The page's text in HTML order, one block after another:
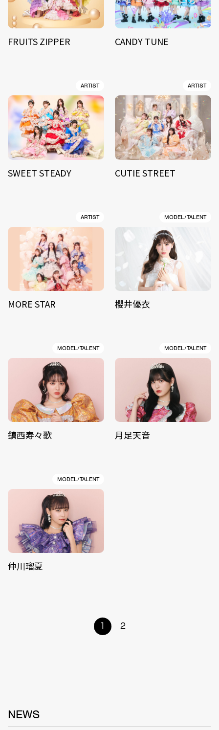
FRUITS ZIPPER CANDY TUNE
ARTIST
SWEET STEADY
ARTIST
CUTIE STREET
ARTIST
MORE STAR
MODEL/TALENT
櫻井優衣
MODEL/TALENT
鎮西寿々歌
MODEL/TALENT
月足天音
MODEL/TALENT
仲川瑠夏
1 2
NEWS